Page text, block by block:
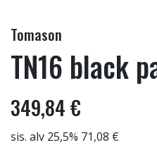
Tomason
TN16 black
349,84 €
sis. alv 25,5% 71,08 €